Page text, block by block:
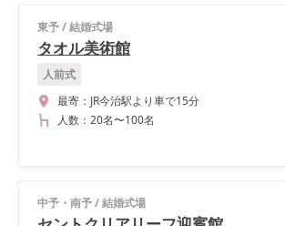
東予/結婚式場
タオル美術館
人前式
最寄： JR今治駅より車で15分
人数： 20名〜100名
中予・南予/結婚式場